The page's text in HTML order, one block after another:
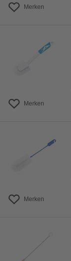
Merken
Merken
Merken